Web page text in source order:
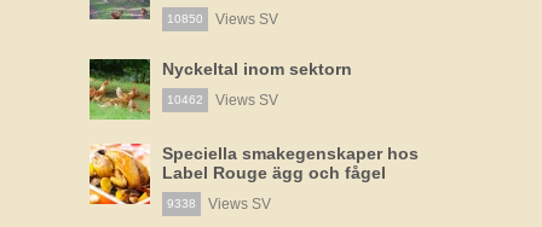
10850 Views SV
Nyckeltal inom sektorn
10462 Views SV
Speciella smakegenskaper hos
Label Rouge ägg och fågel
9338 Views SV